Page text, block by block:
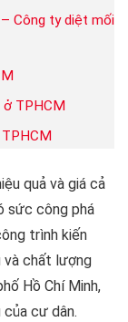
Công ty diệt mối
TPHCM
quả và giá cả
sức công phá
trình kiến
và chất lượng
Hồ Chí Minh,
cư dân.